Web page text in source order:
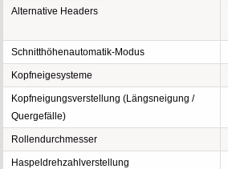
Alternative Headers
Schnitthöhenautomatik-Modus
Kopfneigesysteme
Kopfneigungsverstellung (Längsneigung /
Quergefälle)
Rollendurchmesser
Haspeldrehzahlverstellung